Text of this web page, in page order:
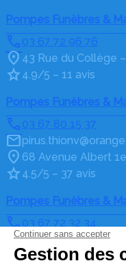
Pompes Funèbres &
03 67 72 96 76
43 Rue du Collège
4.9/5 – 11 avis
Pompes Funèbres &
03 67 80 15 37
68 Avenue Albert
4.5/5 – 37 avis
Pompes Funèbres &
03 67 72 32 34
pf.pirus@orange.fr
10 rue Jeanne